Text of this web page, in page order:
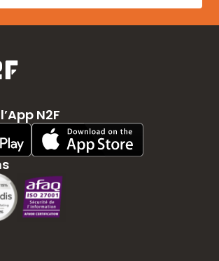
N2F
N2F
App Store Download